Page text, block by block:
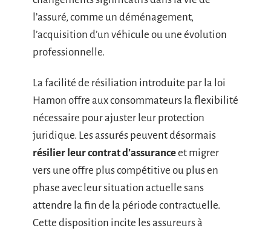
l’assuré, comme un déménagement,
l’acquisition d’un véhicule ou une évolution
professionnelle.
La facilité de résiliation introduite par la loi
Hamon offre aux consommateurs la flexibilité
nécessaire pour ajuster leur protection
juridique. Les assurés peuvent désormais
résilier leur contrat d’assuranceet migrer
vers une offre plus compétitive ou plus en
phase avec leur situation actuelle sans
attendre la fin de la période contractuelle.
Cette disposition incite les assureurs à